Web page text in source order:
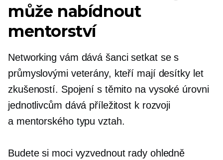
může nabídnout
mentorství
Networking vám dává šanci setkat se s
průmyslovými veterány, kteří mají desítky let
zkušeností. Spojení s těmito na vysoké úrovni
jednotlivcům dává příležitost k rozvoji
a mentorského typu vztah.
Budete si moci vyzvednout rady ohledně